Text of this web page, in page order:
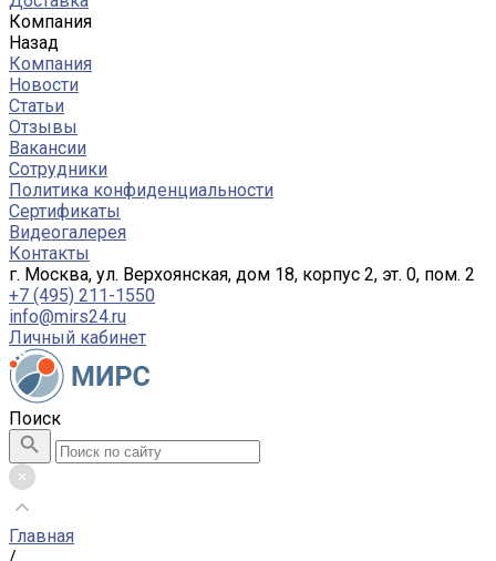
Компания
Назад
Компания
Новости
Статьи
Отзывы
Вакансии
Сотрудники
Политика конфиденциальности
Сертификаты
Видеогалерея
Контакты
г. Москва, ул. Верхоянская, дом 18, корпус 2, эт. 0, пом. 2
+7 (495) 211-1550
info@mirs24.ru
Личный кабинет
Поиск
Главная